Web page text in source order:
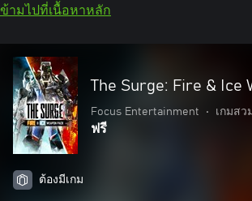
ข้ามไปที่เนื้อหาหลัก
The Surge: Fire & Ice
Focus Entertainment • เกมส
ฟรี
ต้องมีเกม